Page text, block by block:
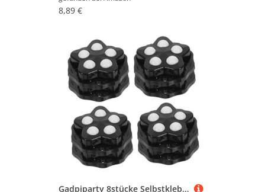
8,89 €
Gadpiparty 8stücke Selbstklebende Universalrollen Für Möbel Selbstklebende Gleiter Für Geräte Rollende Lenkrollen